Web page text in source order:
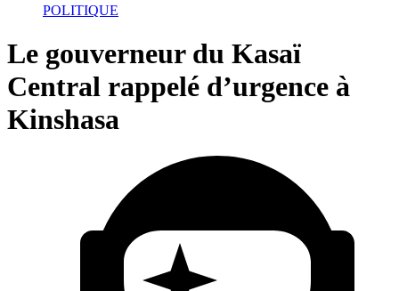
POLITIQUE
Le gouverneur du Kasaï
Central rappelé d’urgence à
Kinshasa